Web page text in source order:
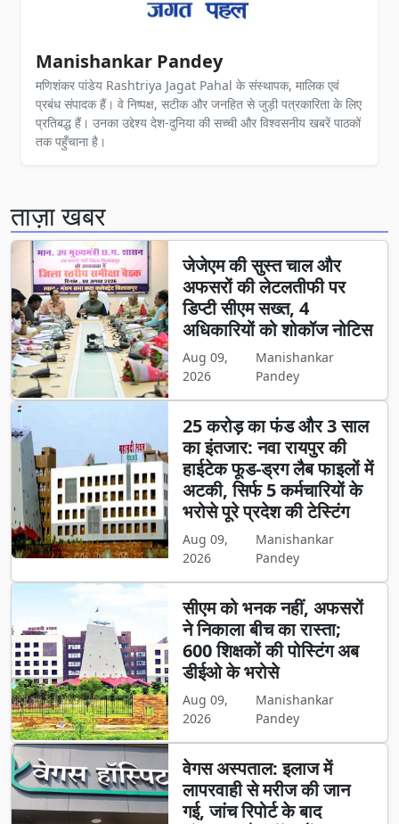
Manishankar Pandey
मणिशंकर पांडेय Rashtriya Jagat Pahal के संस्थापक, मालिक एवं
प्रबंध संपादक हैं। वे निष्पक्ष, सटीक और जनहित से जुड़ी पत्रकारिता के लिए
प्रतिबद्ध हैं। उनका उद्देश्य देश-दुनिया की सच्ची और विश्वसनीय खबरें पाठकों
तक पहुँचाना है।
ताज़ा खबर
जेजेएम की सुस्त चाल और
अफसरों की लेटलतीफी पर
डिप्टी सीएम सख्त, 4
अधिकारियों को शोकॉज नोटिस
Aug 09,
2026
Manishankar
Pandey
25 करोड़ का फंड और 3 साल
का इंतजार: नवा रायपुर की
हाईटेक फूड-ड्रग लैब फाइलों में
अटकी, सिर्फ 5 कर्मचारियों के
भरोसे पूरे प्रदेश की टेस्टिंग
Aug 09,
2026
Manishankar
Pandey
सीएम को भनक नहीं, अफसरों
ने निकाला बीच का रास्ता;
600 शिक्षकों की पोस्टिंग अब
डीईओ के भरोसे
Aug 09,
2026
Manishankar
Pandey
वेगस अस्पताल: इलाज में
लापरवाही से मरीज की जान
गई, जांच रिपोर्ट के बाद